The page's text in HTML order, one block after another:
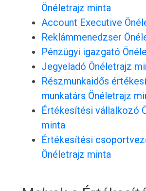
Önéletrajz minta
Account Executive
Reklámmenedzser
Pénzügyi igazgató
Jegyeladó Önéletrajz
Részmunkaidős
munkatárs Önéletrajz
Értékesítési vállalkozó
minta
Értékesítési
Önéletrajz minta